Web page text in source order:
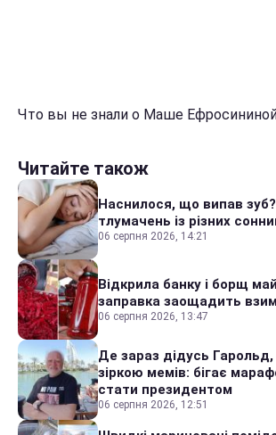
Что вы не знали о Маше Ефросининой
Читайте також
Наснилося, що випав
тлумачень із різних
06 серпня 2026, 14:21
Відкрила банку і борщ
заправка заощадить
06 серпня 2026, 13:47
Де зараз дідусь
зіркою мемів: бігає
стати президентом
06 серпня 2026, 12:51